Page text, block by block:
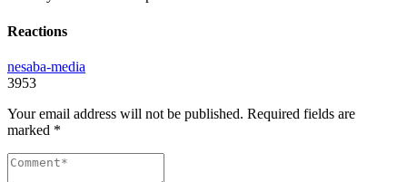
Reactions
nesaba-media
3953
Your email address will not be published. Required fields are
marked *